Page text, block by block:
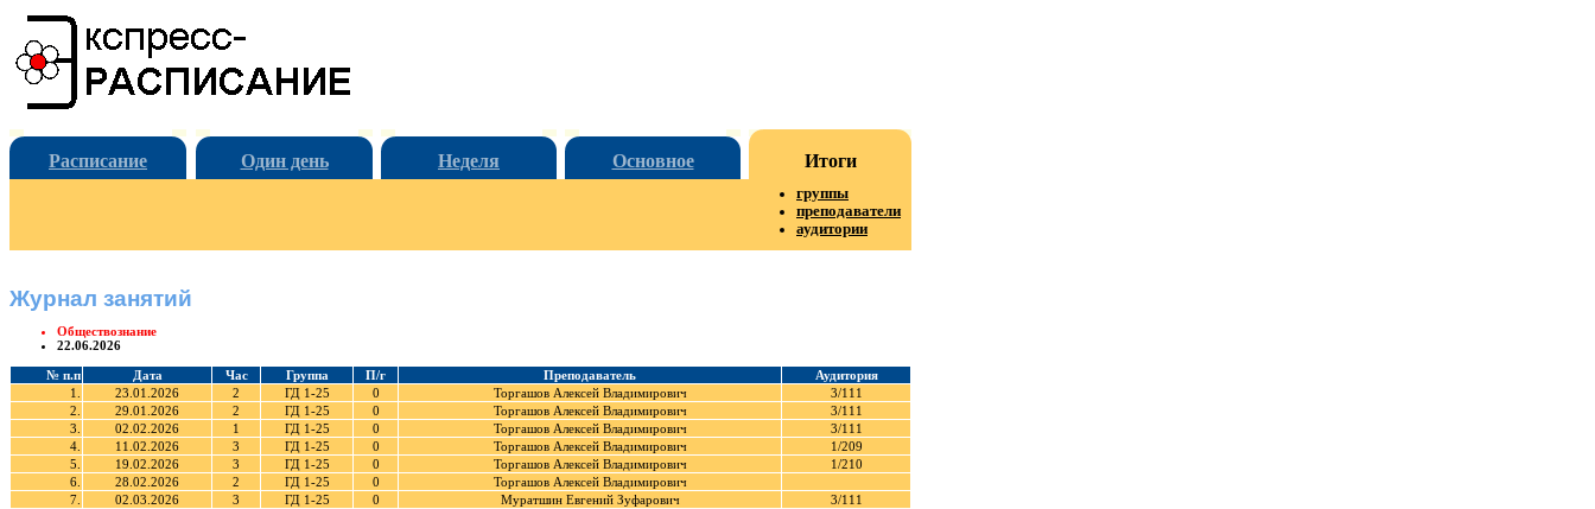
Расписание Один день Неделя Основное Итоги
группы
преподаватели
аудитории
Журнал занятий
Обществознание
22.06.2026
№ п.п Дата Час Группа П/г Преподаватель
Аудитория
1.
23.01.2026 2 ГД 1-25 0 Торгашов Алексей Владимирович
3/111
2.
29.01.2026 2 ГД 1-25 0 Торгашов Алексей Владимирович
3/111
3.
02.02.2026 1 ГД 1-25 0 Торгашов Алексей Владимирович
3/111
4.
11.02.2026 3 ГД 1-25 0 Торгашов Алексей Владимирович
1/209
5.
19.02.2026 3 ГД 1-25 0 Торгашов Алексей Владимирович
1/210
6.
28.02.2026 2 ГД 1-25 0
Торгашов Алексей Владимирович
7.
02.03.2026 3 ГД 1-25 0 Муратшин Евгений Зуфарович
3/111